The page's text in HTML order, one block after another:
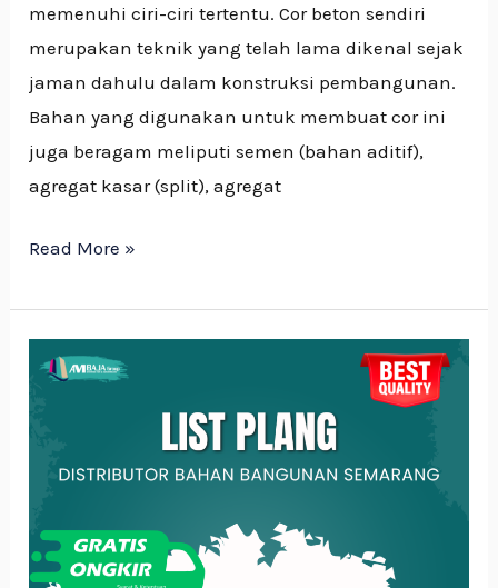
memenuhi ciri-ciri tertentu. Cor beton sendiri
merupakan teknik yang telah lama dikenal sejak
jaman dahulu dalam konstruksi pembangunan.
Bahan yang digunakan untuk membuat cor ini
juga beragam meliputi semen (bahan aditif),
agregat kasar (split), agregat
Read More »
Jenis-
jenis
Yang
Wajib